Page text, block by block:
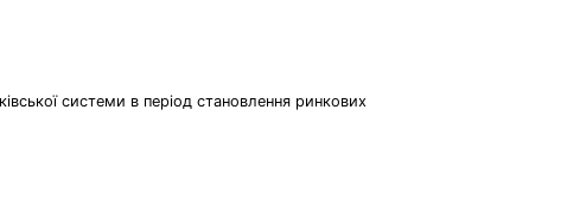
системи в період становлення ринкових